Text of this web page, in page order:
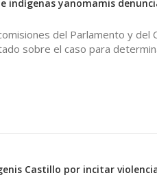
indígenas yanomamis
del Parlamento y del
sobre el caso para
Castillo por incitar